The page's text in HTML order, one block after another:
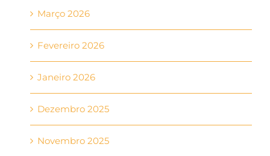
Março 2026
Fevereiro 2026
Janeiro 2026
Dezembro 2025
Novembro 2025